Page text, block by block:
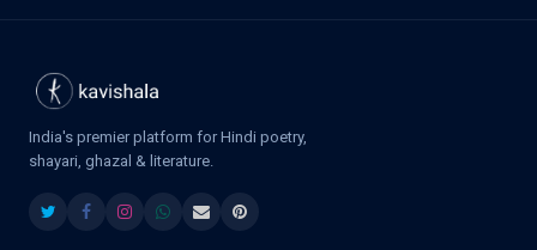
India's premier platform for Hindi poetry,
shayari, ghazal & literature.